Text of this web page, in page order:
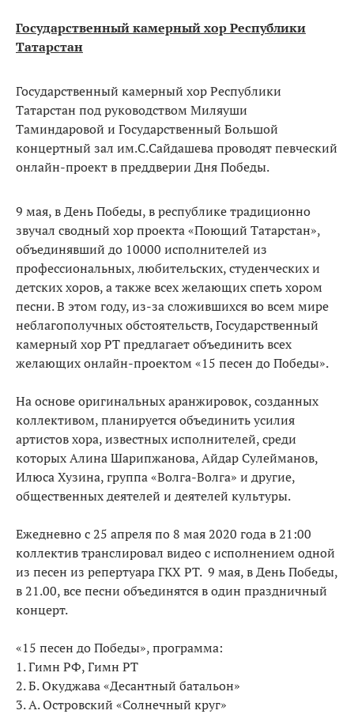
Государственный камерный хор Республики
Татарстан
Государственный камерный хор Республики
Татарстан под руководством Миляуши
Таминдаровой и Государственный Большой
концертный зал им.С.Сайдашева проводят певческий
онлайн-проект в преддверии Дня Победы.
9 мая, в День Победы, в республике традиционно
звучал сводный хор проекта «Поющий Татарстан»,
объединявший до 10000 исполнителей из
профессиональных, любительских, студенческих и
детских хоров, а также всех желающих спеть хором
песни. В этом году, из-за сложившихся во всем мире
неблагополучных обстоятельств, Государственный
камерный хор РТ предлагает объединить всех
желающих онлайн-проектом «15 песен до Победы».
На основе оригинальных аранжировок, созданных
коллективом, планируется объединить усилия
артистов хора, известных исполнителей, среди
которых Алина Шарипжанова, Айдар Сулейманов,
Илюса Хузина, группа «Волга-Волга» и другие,
общественных деятелей и деятелей культуры.
Ежедневно с 25 апреля по 8 мая 2020 года в 21:00
коллектив транслировал видео с исполнением одной
из песен из репертуара ГКХ РТ. 9 мая, в День Победы,
в 21.00, все песни объединятся в один праздничный
концерт.
«15 песен до Победы», программа:
1. Гимн РФ, Гимн РТ
2. Б. Окуджава «Десантный батальон»
3. А. Островский «Солнечный круг»